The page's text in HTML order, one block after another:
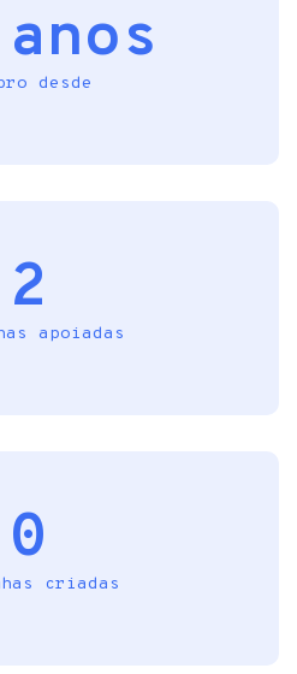
desde
2
apoiadas
0
criadas